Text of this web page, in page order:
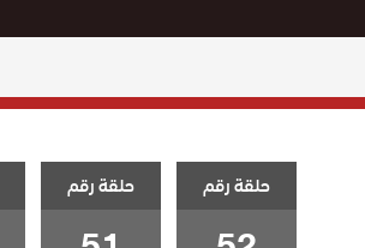
حلقة رقم حلقة رقم